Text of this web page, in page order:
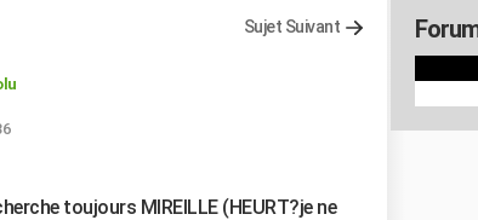
Sujet Suivant
toujours MIREILLE (HEURT?je ne